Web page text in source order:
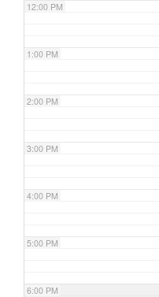
12:00 PM
1:00 PM
2:00 PM
3:00 PM
4:00 PM
5:00 PM
6:00 PM